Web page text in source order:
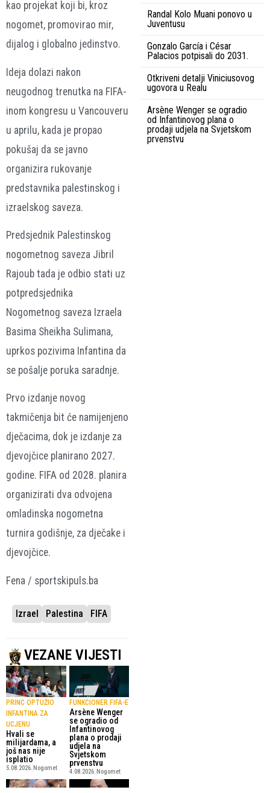
kao projekat koji bi, kroz
nogomet, promovirao mir,
dijalog i globalno jedinstvo.
Ideja dolazi nakon
neugodnog trenutka na FIFA-
inom kongresu u Vancouveru
u aprilu, kada je propao
pokušaj da se javno
organizira rukovanje
predstavnika palestinskog i
izraelskog saveza.
Predsjednik Palestinskog
nogometnog saveza Jibril
Rajoub tada je odbio stati uz
potpredsjednika
Nogometnog saveza Izraela
Basima Sheikha Sulimana,
uprkos pozivima Infantina da
se pošalje poruka saradnje.
Prvo izdanje novog
takmičenja bit će namijenjeno
dječacima, dok je izdanje za
djevojčice planirano 2027.
godine. FIFA od 2028. planira
organizirati dva odvojena
omladinska nogometna
turnira godišnje, za dječake i
djevojčice.
Fena / sportskipuls.ba
Izrael Palestina FIFA
VEZANE VIJESTI
PRINC OPTUŽIO
INFANTINA ZA
UCJENU
Hvali se
milijardama, a
još nas nije
isplatio
5.08.2026. Nogomet
FUNKCIONER FIFA-E
Arsène Wenger
se ogradio od
Infantinovog
plana o prodaji
udjela na
Svjetskom
prvenstvu
4.08.2026. Nogomet
Randal Kolo Muani ponovo u
Juventusu
Gonzalo García i César
Palacios potpisali do 2031.
Otkriveni detalji Viniciusovog
ugovora u Realu
Arsène Wenger se ogradio
od Infantinovog plana o
prodaji udjela na Svjetskom
prvenstvu